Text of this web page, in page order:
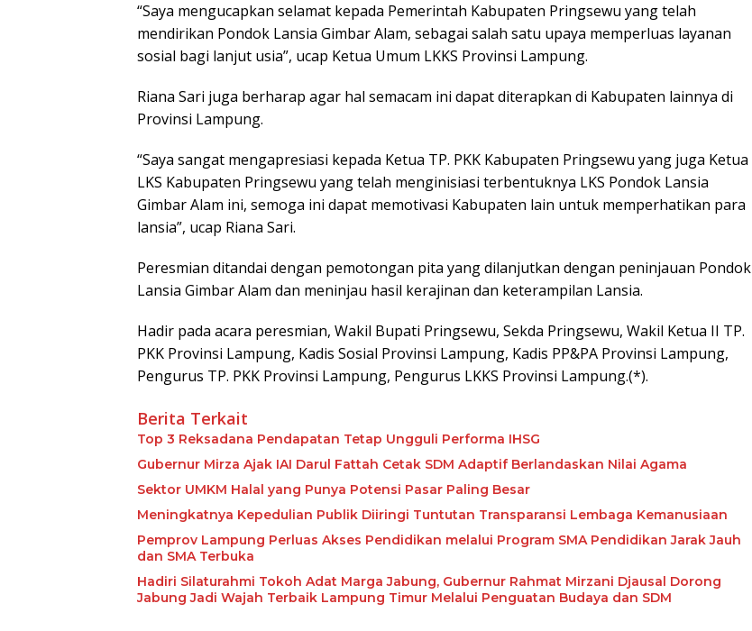
“Saya mengucapkan selamat kepada Pemerintah Kabupaten Pringsewu yang telah
mendirikan Pondok Lansia Gimbar Alam, sebagai salah satu upaya memperluas layanan
sosial bagi lanjut usia”, ucap Ketua Umum LKKS Provinsi Lampung.
Riana Sari juga berharap agar hal semacam ini dapat diterapkan di Kabupaten lainnya di
Provinsi Lampung.
“Saya sangat mengapresiasi kepada Ketua TP. PKK Kabupaten Pringsewu yang juga Ketua
LKS Kabupaten Pringsewu yang telah menginisiasi terbentuknya LKS Pondok Lansia
Gimbar Alam ini, semoga ini dapat memotivasi Kabupaten lain untuk memperhatikan para
lansia”, ucap Riana Sari.
Peresmian ditandai dengan pemotongan pita yang dilanjutkan dengan peninjauan Pondok
Lansia Gimbar Alam dan meninjau hasil kerajinan dan keterampilan Lansia.
Hadir pada acara peresmian, Wakil Bupati Pringsewu, Sekda Pringsewu, Wakil Ketua II TP.
PKK Provinsi Lampung, Kadis Sosial Provinsi Lampung, Kadis PP&PA Provinsi Lampung,
Pengurus TP. PKK Provinsi Lampung, Pengurus LKKS Provinsi Lampung.(*).
Berita Terkait
Top 3 Reksadana Pendapatan Tetap Ungguli Performa IHSG
Gubernur Mirza Ajak IAI Darul Fattah Cetak SDM Adaptif Berlandaskan Nilai Agama
Sektor UMKM Halal yang Punya Potensi Pasar Paling Besar
Meningkatnya Kepedulian Publik Diiringi Tuntutan Transparansi Lembaga Kemanusiaan
Pemprov Lampung Perluas Akses Pendidikan melalui Program SMA Pendidikan Jarak Jauh
dan SMA Terbuka
Hadiri Silaturahmi Tokoh Adat Marga Jabung, Gubernur Rahmat Mirzani Djausal Dorong
Jabung Jadi Wajah Terbaik Lampung Timur Melalui Penguatan Budaya dan SDM